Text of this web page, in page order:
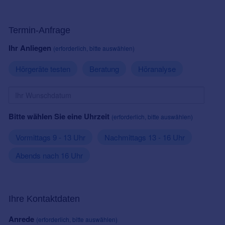
Termin-Anfrage
Ihr Anliegen (erforderlich, bitte auswählen)
Hörgeräte testen Beratung Höranalyse
Bitte wählen Sie eine Uhrzeit (erforderlich, bitte auswählen)
Vormittags 9 - 13 Uhr
Nachmittags 13 - 16 Uhr
Abends nach 16 Uhr
Ihre Kontaktdaten
Anrede (erforderlich, bitte auswählen)